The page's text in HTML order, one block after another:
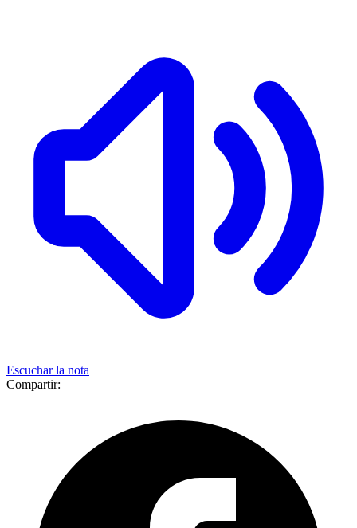
Escuchar la nota
Compartir: